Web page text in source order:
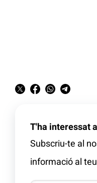
T'ha interessat
Subscriu-te al
informació al